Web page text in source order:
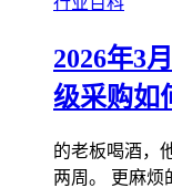
2026年3
级采购如
的老板喝酒，
两周。 更麻烦